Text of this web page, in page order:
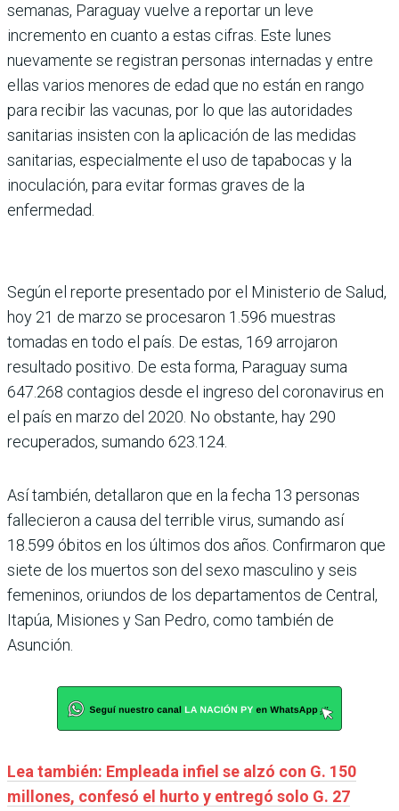
semanas, Paraguay vuelve a reportar un leve
incremento en cuanto a estas cifras. Este lunes
nuevamente se registran personas internadas y entre
ellas varios menores de edad que no están en rango
para recibir las vacunas, por lo que las autoridades
sanitarias insisten con la aplicación de las medidas
sanitarias, especialmente el uso de tapabocas y la
inoculación, para evitar formas graves de la
enfermedad.
Según el reporte presentado por el Ministerio de Salud,
hoy 21 de marzo se procesaron 1.596 muestras
tomadas en todo el país. De estas, 169 arrojaron
resultado positivo. De esta forma, Paraguay suma
647.268 contagios desde el ingreso del coronavirus en
el país en marzo del 2020. No obstante, hay 290
recuperados, sumando 623.124.
Así también, detallaron que en la fecha 13 personas
fallecieron a causa del terrible virus, sumando así
18.599 óbitos en los últimos dos años. Confirmaron que
siete de los muertos son del sexo masculino y seis
femeninos, oriundos de los departamentos de Central,
Itapúa, Misiones y San Pedro, como también de
Asunción.
Lea también: Empleada infiel se alzó con G. 150
millones, confesó el hurto y entregó solo G. 27